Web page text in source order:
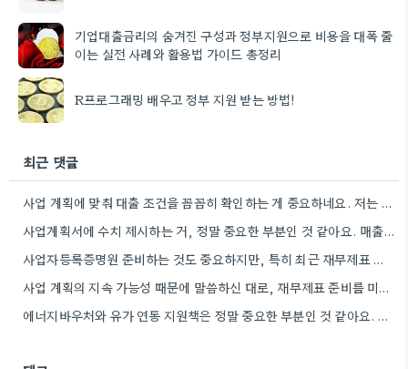
기업대출금리의 숨겨진 구성과 정부지원으로 비용을 대폭 줄
이는 실전 사례와 활용법 가이드 총정리
R프로그래밍 배우고 정부 지원 받는 방법!
최근 댓글
사업 계획에 맞춰 대출 조건을 꼼꼼히 확인하는 게 중요하네요. 저는 사업 확장 시 금리 변화를…
사업계획서에 수치 제시하는 거, 정말 중요한 부분인 것 같아요. 매출 성장률이나 고용 목표를 구체적으로 적으면…
사업자등록증명원 준비하는 것도 중요하지만, 특히 최근 재무제표 유효기간 꼭 확인해야 해요. 제가 최근 사업 계획서…
사업 계획의 지속 가능성 때문에 말씀하신 대로, 재무제표 준비를 미리 해두는 게 정말 중요하네요. 특히…
에너지바우처와 유가 연동 지원책은 정말 중요한 부분인 것 같아요. 특히 농어민분들이 에너지 가격 변동에 덜…